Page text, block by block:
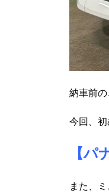
納車前
今回、
【パ
また、